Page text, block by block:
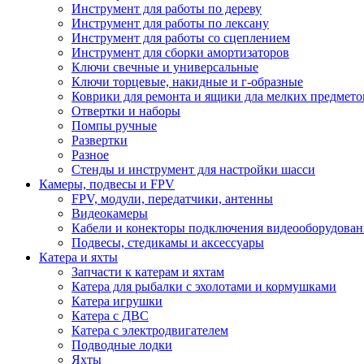
Инструмент для работы по дереву
Инструмент для работы по лексану
Инструмент для работы со сцеплением
Инструмент для сборки амортизаторов
Ключи свечные и универсальные
Ключи торцевые, накидные и г-образные
Коврики для ремонта и ящики дла мелких
Отвертки и наборы
Помпы ручные
Развертки
Разное
Стенды и инструмент для настройки шасси
Камеры, подвесы и FPV
FPV, модули, передатчики, антенны
Видеокамеры
Кабели и конекторы подключения
Подвесы, стедикамы и аксессуары
Катера и яхты
Запчасти к катерам и яхтам
Катера для рыбалки с эхолотами и кормушками
Катера игрушки
Катера с ДВС
Катера с электродвигателем
Подводные лодки
Яхты